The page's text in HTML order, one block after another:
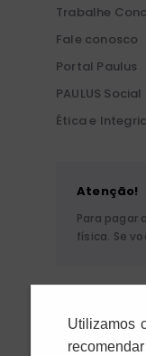
Trabalhe
Fale conosco
Portal Paulus
PAULUS Social
Ética e
Atenção!
Para pagar
física. Se
Utilizamos